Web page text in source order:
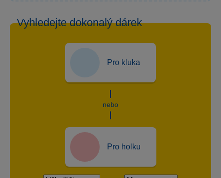
Vyhledejte dokonalý dárek
Pro kluka
nebo
Pro holku